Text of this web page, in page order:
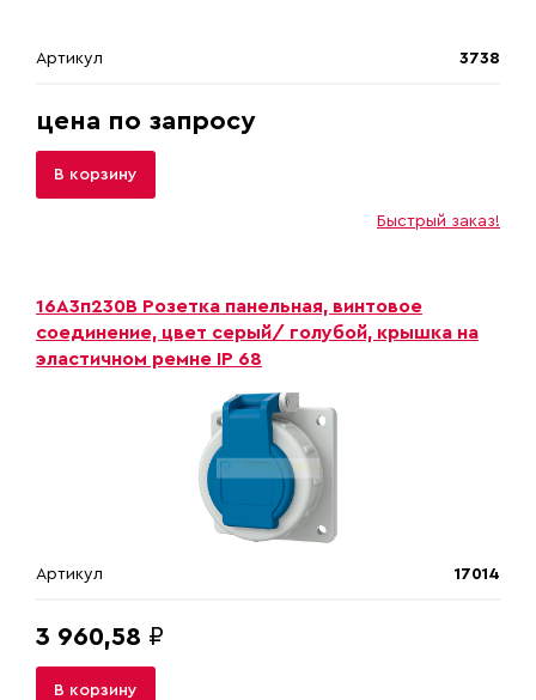
Артикул 3738
цена по запросу
В корзину
Быстрый заказ!
16А3п230В Розетка панельная, винтовое
соединение, цвет серый/ голубой, крышка на
эластичном ремне IP 68
Артикул 17014
3 960,58 ₽
В корзину